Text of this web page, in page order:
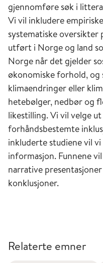
gjennomføre søk i
Vi vil inkludere
systematiske oversikter
utført i Norge og land
Norge når det gjelder
økonomiske forhold, og
klimaendringer eller
hetebølger, nedbør og
likestilling. Vi vil velge
forhåndsbestemte
inkluderte studiene vil
informasjon. Funnene
narrative
konklusjoner.
Relaterte emner